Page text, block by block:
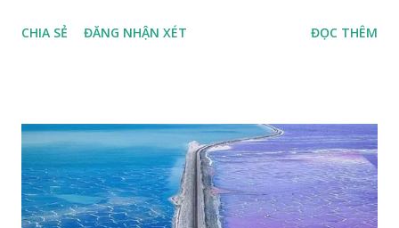
CHIA SẺ ĐĂNG NHẬN XÉT ĐỌC THÊM